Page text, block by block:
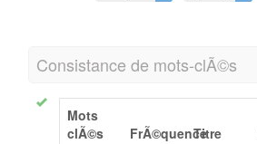
Consistance de mots-clÃ©s
Mots
clÃ©s
FrÃ©quenceTitre